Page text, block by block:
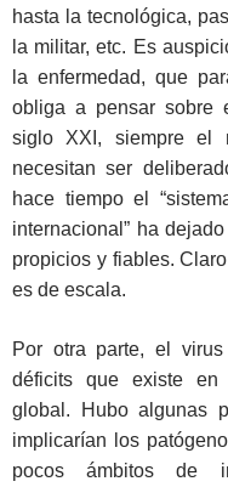
hasta la tecnológica,
la militar, etc. Es
la enfermedad, que
obliga a pensar sobre
siglo XXI, siempre el
necesitan ser
hace tiempo el
internacional” ha
propicios y fiables.
es de escala.
Por otra parte, el
déficits que existe en
global. Hubo algunas
implicarían los
pocos ámbitos de